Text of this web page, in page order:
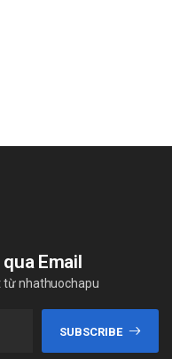
Email
từ nhathuochapu
SUBSCRIBE